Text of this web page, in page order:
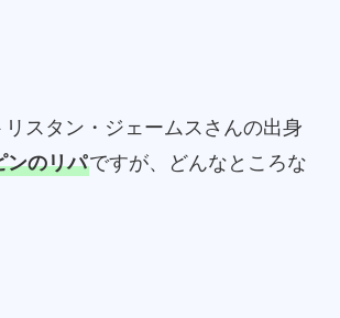
スタン・ジェームスさんの出身
ンのリパですが、どんなところな